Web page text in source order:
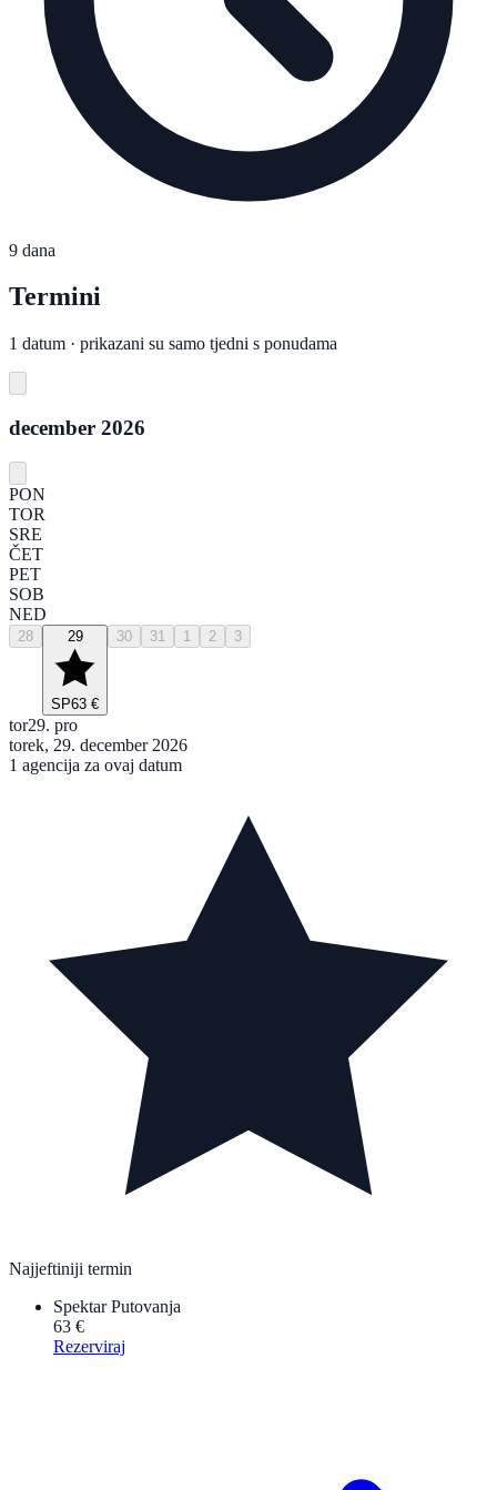
9 dana
Termini
1 datum · prikazani su samo tjedni s ponudama
december 2026
PON
TOR
SRE
ČET
PET
SOB
NED
28 29
SP63 €
30 31 1 2 3
tor29. pro
torek, 29. december 2026
1 agencija za ovaj datum
Najjeftiniji termin
Spektar Putovanja
63 €
Rezerviraj